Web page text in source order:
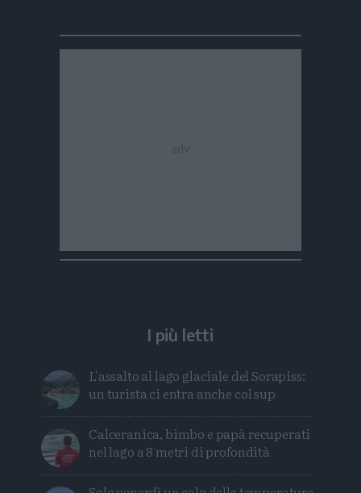
I più letti
L'assalto al lago glaciale del Sorapiss:
un turista ci entra anche col sup
Calceranica, bimbo e papà recuperati
nel lago a 8 metri di profondità